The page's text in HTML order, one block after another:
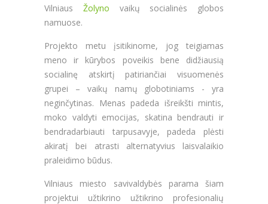
Vilniaus Žolyno vaikų socialinės globos
namuose.
Projekto metu įsitikinome, jog teigiamas
meno ir kūrybos poveikis bene didžiausią
socialinę atskirtį patiriančiai visuomenės
grupei – vaikų namų globotiniams - yra
neginčytinas. Menas padeda išreikšti mintis,
moko valdyti emocijas, skatina bendrauti ir
bendradarbiauti tarpusavyje, padeda plėsti
akiratį bei atrasti alternatyvius laisvalaikio
praleidimo būdus.
Vilniaus miesto savivaldybės parama šiam
projektui užtikrino užtikrino profesionalių